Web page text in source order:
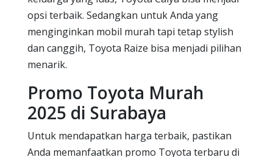
opsi terbaik. Sedangkan untuk Anda yang
menginginkan mobil murah tapi tetap stylish
dan canggih, Toyota Raize bisa menjadi pilihan
menarik.
Promo Toyota Murah
2025 di Surabaya
Untuk mendapatkan harga terbaik, pastikan
Anda memanfaatkan promo Toyota terbaru di